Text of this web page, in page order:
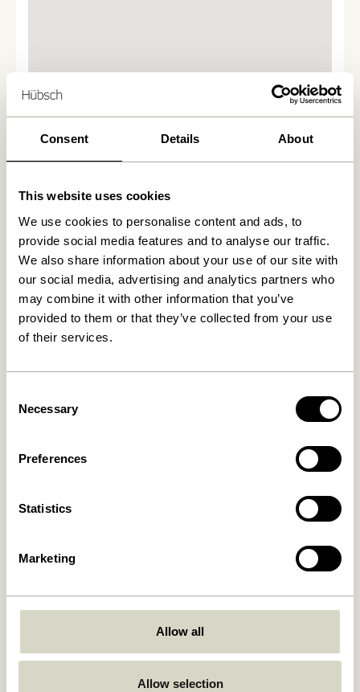
Consent Details About
This website uses cookies
We use cookies to personalise content and ads, to
provide social media features and to analyse our traffic.
We also share information about your use of our site with
our social media, advertising and analytics partners who
may combine it with other information that you’ve
provided to them or that they’ve collected from your use
of their services.
Selection
Necessary
Preferences
Statistics
Marketing
Allow all
Allow selection
Vi fandt0butikker
Gå tilbage